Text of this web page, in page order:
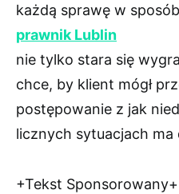
każdą sprawę w
prawnik Lublin
nie tylko stara się
chce, by klient mógł
postępowanie z jak
licznych sytuacjach ma
+Tekst Sponsorowany+